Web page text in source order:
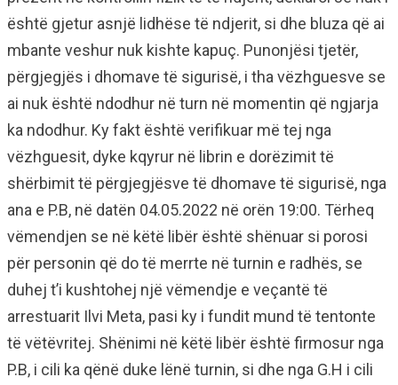
është gjetur asnjë lidhëse të ndjerit, si dhe bluza që ai
mbante veshur nuk kishte kapuç. Punonjësi tjetër,
përgjegjës i dhomave të sigurisë, i tha vëzhguesve se
ai nuk është ndodhur në turn në momentin që ngjarja
ka ndodhur. Ky fakt është verifikuar më tej nga
vëzhguesit, dyke kqyrur në librin e dorëzimit të
shërbimit të përgjegjësve të dhomave të sigurisë, nga
ana e P.B, në datën 04.05.2022 në orën 19:00. Tërheq
vëmendjen se në këtë libër është shënuar si porosi
për personin që do të merrte në turnin e radhës, se
duhej t’i kushtohej një vëmendje e veçantë të
arrestuarit Ilvi Meta, pasi ky i fundit mund të tentonte
të vëtëvritej. Shënimi në këtë libër është firmosur nga
P.B, i cili ka qënë duke lënë turnin, si dhe nga G.H i cili